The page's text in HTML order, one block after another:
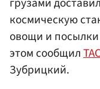
космическую
овощи и
этом сообщил
Зубрицкий.